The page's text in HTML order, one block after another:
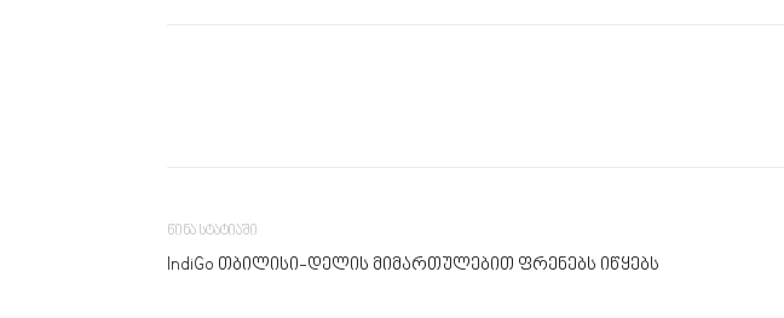
წინა სტატიაში
IndiGo თბილისი-დელის მიმართულებით ფრენებს იწყებს